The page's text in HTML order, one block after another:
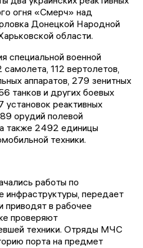
огня «Смерч» над
Донецкой Народной
области.
специальной военной
112 вертолетов,
аппаратов, 279 зенитных
танков и других боевых
реактивных
орудий полевой
также 2492 единицы
техники.
работы по
инфраструктуры, передает
в рабочее
проверяют
техники. Отряды МЧС
порта на предмет